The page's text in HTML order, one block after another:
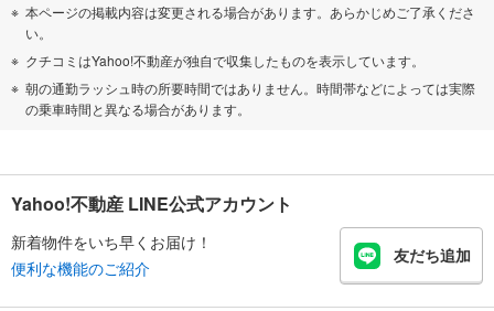
本ページの掲載内容は変更される場合があります。あらかじめご了承くださ
い。
クチコミはYahoo!不動産が独自で収集したものを表示しています。
朝の通勤ラッシュ時の所要時間ではありません。時間帯などによっては実際
の乗車時間と異なる場合があります。
Yahoo!不動産 LINE公式アカウント
新着物件をいち早くお届け！
便利な機能のご紹介
友だち追加